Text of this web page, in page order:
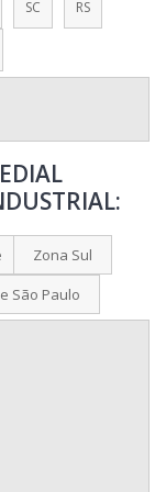
SC RS
Zona Sul
São Paulo